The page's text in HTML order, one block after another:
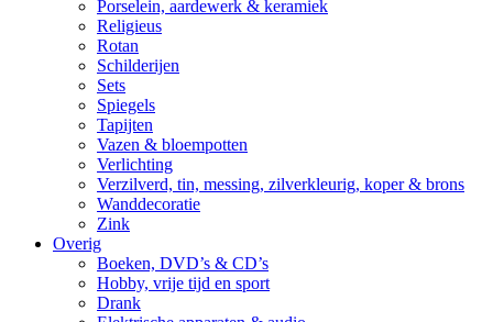
Porselein, aardewerk & keramiek
Religieus
Rotan
Schilderijen
Sets
Spiegels
Tapijten
Vazen & bloempotten
Verlichting
Verzilverd, tin, messing, zilverkleurig, koper & brons
Wanddecoratie
Zink
Overig
Boeken, DVD’s & CD’s
Hobby, vrije tijd en sport
Drank